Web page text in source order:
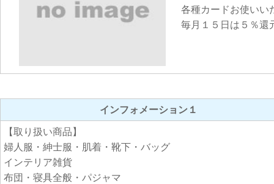
各種カードお使いい
毎月１５日は５％還
インフォメーション１
【取り扱い商品】
婦人服・紳士服・肌着・靴下・バッグ
インテリア雑貨
布団・寝具全般・パジャマ